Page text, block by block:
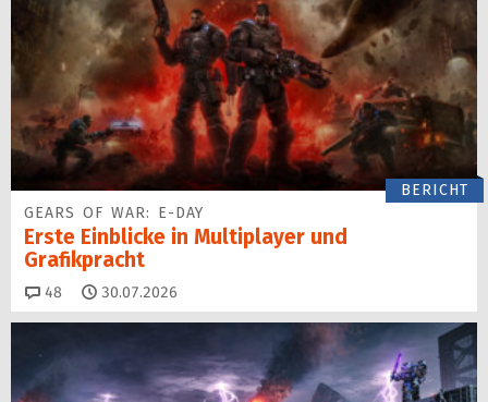
BERICHT
GEARS OF WAR: E-DAY
Erste Einblicke in Multiplayer und
Grafikpracht
48 Kommentare
30.07.2026